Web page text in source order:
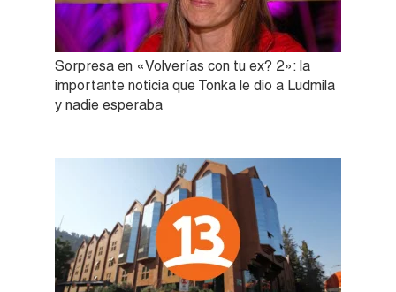
Sorpresa en «Volverías con tu ex? 2»: la
importante noticia que Tonka le dio a Ludmila
y nadie esperaba